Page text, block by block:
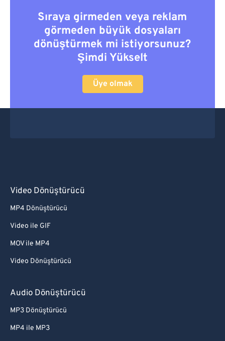
Sıraya girmeden veya reklam
görmeden büyük dosyaları
dönüştürmek mi istiyorsunuz?
Şimdi Yükselt
Üye olmak
Video Dönüştürücü
MP4 Dönüştürücü
Video ile GIF
MOV ile MP4
Video Dönüştürücü
Audio Dönüştürücü
MP3 Dönüştürücü
MP4 ile MP3